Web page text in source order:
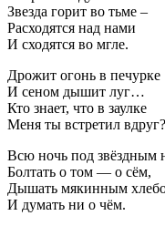
Звезда горит во тьме –
Расходятся над нами
И сходятся во мгле.
Дрожит огонь в печурке
И сеном дышит луг…
Кто знает, что в заулке
Меня ты встретил вдруг?
Всю ночь под звёздным
Болтать о том — о сём,
Дышать мякинным
И думать ни о чём.